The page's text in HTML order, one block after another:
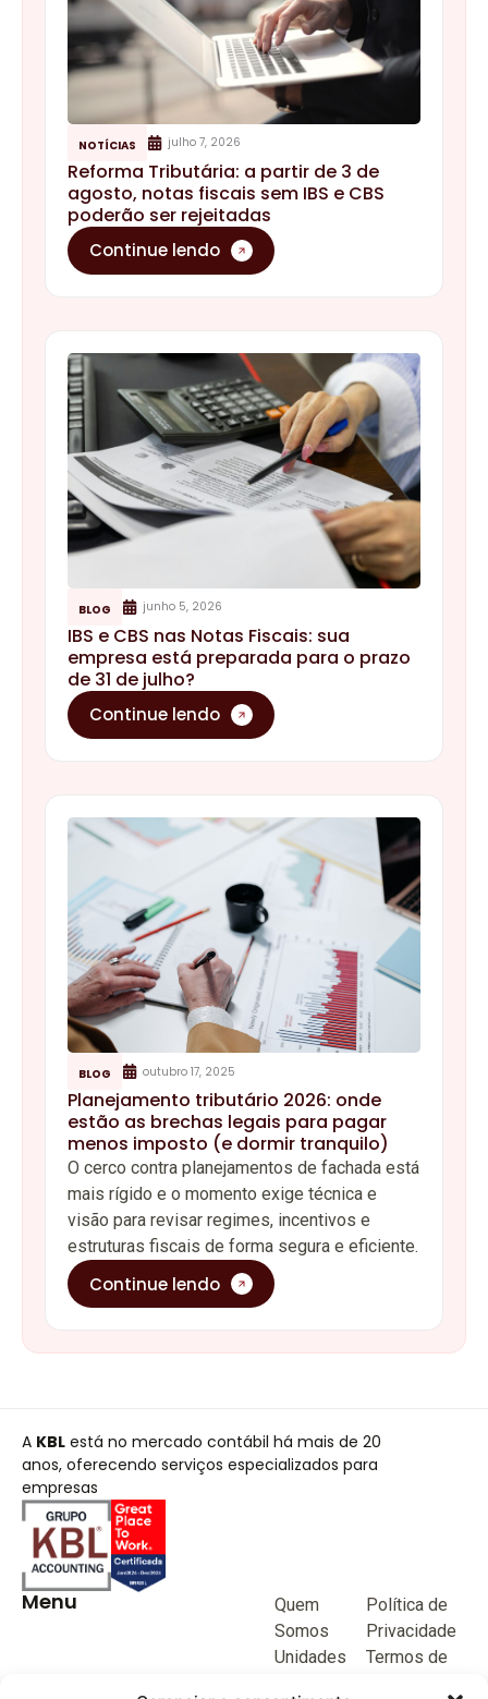
NOTÍCIAS julho 7, 2026
Reforma Tributária: a partir de 3 de
agosto, notas fiscais sem IBS e CBS
poderão ser rejeitadas
Continue lendo
BLOG junho 5, 2026
IBS e CBS nas Notas Fiscais: sua
empresa está preparada para o prazo
de 31 de julho?
Continue lendo
BLOG outubro 17, 2025
Planejamento tributário 2026: onde
estão as brechas legais para pagar
menos imposto (e dormir tranquilo)
O cerco contra planejamentos de fachada está
mais rígido e o momento exige técnica e
visão para revisar regimes, incentivos e
estruturas fiscais de forma segura e eficiente.
Continue lendo
A KBL está no mercado contábil há mais de 20
anos, oferecendo serviços especializados para
empresas
Menu
Quem
Somos
Unidades
Política de
Privacidade
Termos de